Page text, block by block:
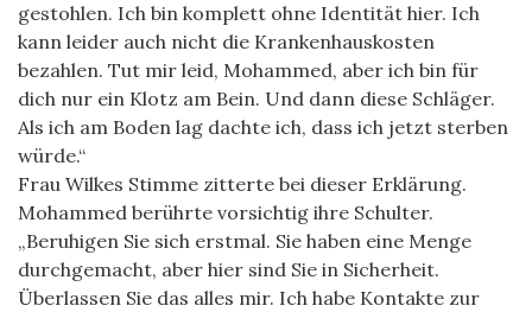
gestohlen. Ich bin komplett ohne Identität hier. Ich
kann leider auch nicht die Krankenhauskosten
bezahlen. Tut mir leid, Mohammed, aber ich bin für
dich nur ein Klotz am Bein. Und dann diese Schläger.
Als ich am Boden lag dachte ich, dass ich jetzt sterben
würde.“
Frau Wilkes Stimme zitterte bei dieser Erklärung.
Mohammed berührte vorsichtig ihre Schulter.
„Beruhigen Sie sich erstmal. Sie haben eine Menge
durchgemacht, aber hier sind Sie in Sicherheit.
Überlassen Sie das alles mir. Ich habe Kontakte zur